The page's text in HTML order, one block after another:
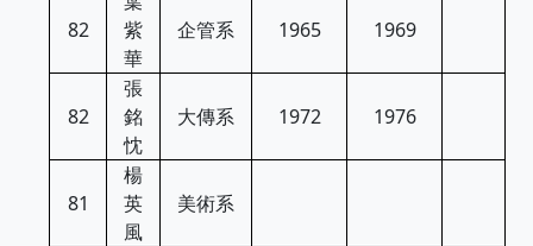
82
紫
華
企管系 1965 1969
82
張
銘
忱
大傳系 1972 1976
81
楊
英
風
美術系